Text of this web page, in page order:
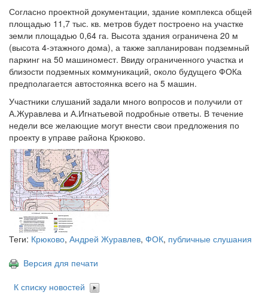
Согласно проектной документации, здание комплекса общей
площадью 11,7 тыс. кв. метров будет построено на участке
земли площадью 0,64 га. Высота здания ограничена 20 м
(высота 4-этажного дома), а также запланирован подземный
паркинг на 50 машиномест. Ввиду ограниченного участка и
близости подземных коммуникаций, около будущего ФОКа
предполагается автостоянка всего на 5 машин.
Участники слушаний задали много вопросов и получили от
А.Журавлева и А.Игнатьевой подробные ответы. В течение
недели все желающие могут внести свои предложения по
проекту в управе района Крюково.
Теги: Крюково, Андрей Журавлев, ФОК, публичные слушания
Версия для печати
К списку новостей